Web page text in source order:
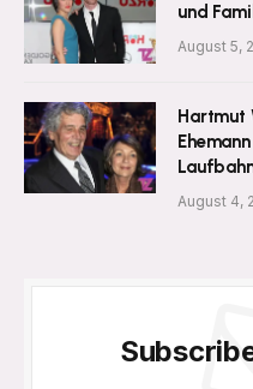
und
August 5,
Hartmut
August 4,